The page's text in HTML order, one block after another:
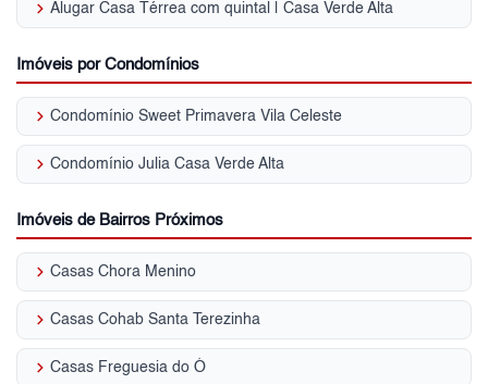
keyboard_arrow_right Alugar Casa Térrea com quintal | Casa Verde Alta
Imóveis por Condomínios
keyboard_arrow_right Condomínio Sweet Primavera Vila Celeste
keyboard_arrow_right Condomínio Julia Casa Verde Alta
Imóveis de Bairros Próximos
keyboard_arrow_right Casas Chora Menino
keyboard_arrow_right Casas Cohab Santa Terezinha
keyboard_arrow_right Casas Freguesia do Ó